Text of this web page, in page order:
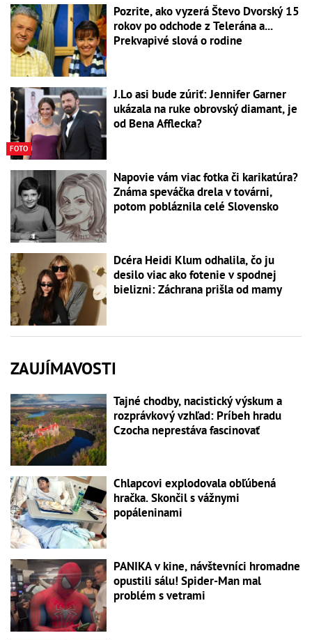
Pozrite, ako vyzerá Števo Dvorský 15
rokov po odchode z Telerána a...
Prekvapivé slová o rodine
FOTO
J.Lo asi bude zúriť: Jennifer Garner
ukázala na ruke obrovský diamant, je
od Bena Afflecka?
Napovie vám viac fotka či karikatúra?
Známa speváčka drela v továrni,
potom pobláznila celé Slovensko
Dcéra Heidi Klum odhalila, čo ju
desilo viac ako fotenie v spodnej
bielizni: Záchrana prišla od mamy
ZAUJÍMAVOSTI
Tajné chodby, nacistický výskum a
rozprávkový vzhľad: Príbeh hradu
Czocha neprestáva fascinovať
Chlapcovi explodovala obľúbená
hračka. Skončil s vážnymi
popáleninami
PANIKA v kine, návštevníci hromadne
opustili sálu! Spider-Man mal
problém s vetrami